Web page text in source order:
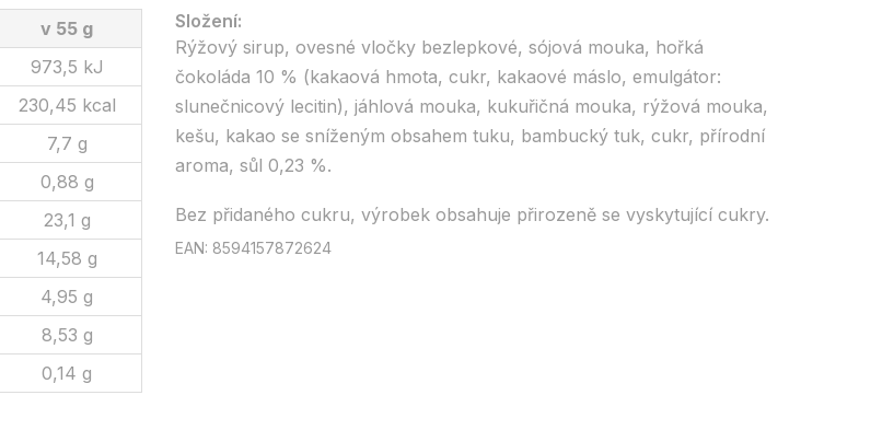
v 55 g
973,5 kJ
230,45 kcal
7,7 g
0,88 g
23,1 g
14,58 g
4,95 g
8,53 g
0,14 g
Složení:
Rýžový sirup, ovesné vločky bezlepkové, sójová mouka, hořká
čokoláda 10 % (kakaová hmota, cukr, kakaové máslo, emulgátor:
slunečnicový lecitin), jáhlová mouka, kukuřičná mouka, rýžová mouka,
kešu, kakao se sníženým obsahem tuku, bambucký tuk, cukr, přírodní
aroma, sůl 0,23 %.
Bez přidaného cukru, výrobek obsahuje přirozeně se vyskytující cukry.
EAN: 8594157872624